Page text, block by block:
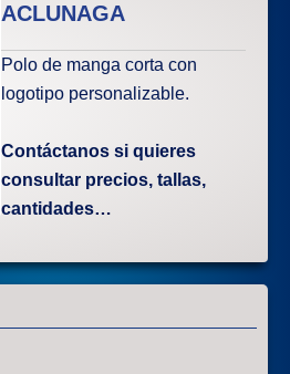
ACLUNAGA
Polo de manga corta con
logotipo personalizable.
Contáctanos si quieres
consultar precios, tallas,
cantidades…